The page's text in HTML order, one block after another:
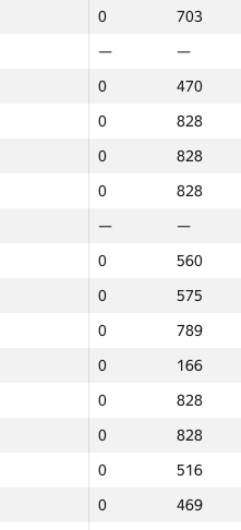
0
703
—
—
0
470
0
828
0
828
0
828
—
—
0
560
0
575
0
789
0
166
0
828
0
828
0
516
0
469
0
703
—
—
0
470
0
828
0
828
0
828
—
—
0
560
0
575
0
789
0
166
0
828
0
828
0
516
0
469